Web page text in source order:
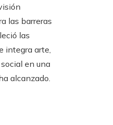
las barreras
las
integra arte,
en una
alcanzado.